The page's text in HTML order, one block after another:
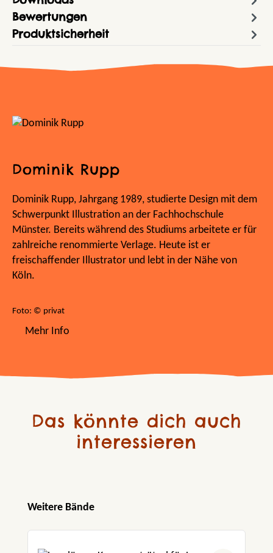
Bewertungen
Produktsicherheit
Dominik Rupp
Dominik Rupp, Jahrgang 1989, studierte Design mit dem
Schwerpunkt Illustration an der Fachhochschule
Münster. Bereits während des Studiums arbeitete er für
zahlreiche renommierte Verlage. Heute ist er
freischaffender Illustrator und lebt in der Nähe von
Köln.
Foto: © privat
Mehr Info
Das könnte dich auch
interessieren
Produktgalerie überspringen
Weitere Bände